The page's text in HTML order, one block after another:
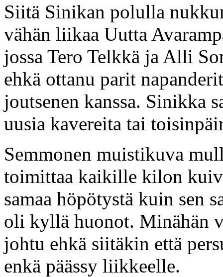
Siitä Sinikan polulla
vähän liikaa Uutta
jossa Tero Telkkä ja Alli
ehkä ottanu parit
joutsenen kanssa. Sinikka
uusia kavereita tai
Semmonen muistikuva
toimittaa kaikille kilon
samaa höpötystä kuin sen
oli kyllä huonot. Minähän
johtu ehkä siitäkin että
enkä päässy liikkeelle.